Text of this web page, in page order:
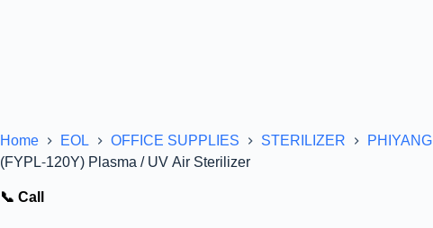
Home EOL OFFICE SUPPLIES STERILIZER PHIYANG
(FYPL-120Y) Plasma / UV Air Sterilizer
📞 Call